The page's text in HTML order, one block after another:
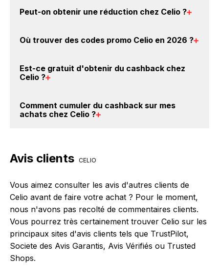
Peut-on obtenir une réduction chez Celio ?
crédités sur votre cagnotte BackBackBack lorsque
montant ne tient pas compte de vos éventuels bonus.
Où trouver des codes promo Celio en 2026 ?
promo chez Celio. Si descodes promo Celio sont
promo Celio.
Est-ce gratuit d'obtenir du cashback chez
Celio ?
compte gratuitement pour cumuler vos réductions
Comment cumuler du cashback sur mes
achats chez Celio ?
sur le bouton Activer le cashback, réalisez votre
votre cagnotte au plus tard 48h après votre achat
sur le site Celio.
Avis clients CELIO
Vous aimez consulter les avis d'autres clients de
Celio avant de faire votre achat ? Pour le moment,
nous n'avons pas recolté de commentaires clients.
Vous pourrez très certainement trouver Celio sur les
principaux sites d'avis clients tels que TrustPilot,
Societe des Avis Garantis, Avis Vérifiés ou Trusted
Shops.